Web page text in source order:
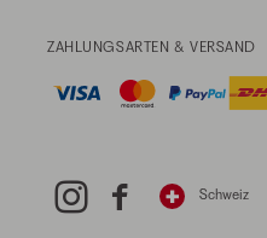
ZAHLUNGSARTEN & VERSAND
Schweiz